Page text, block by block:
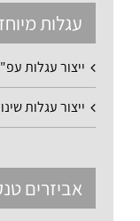
עגלות
ייצור עגלות
ייצור עגלות
אביזרים